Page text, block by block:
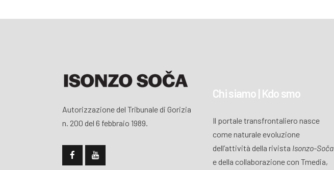
Autorizzazione del Tribunale di Gorizia
n. 200 del 6 febbraio 1989.
Chi siamo | Kdo smo
Il portale transfrontaliero nasce
come naturale evoluzione
dell’attività della rivista Isonzo-Soča
e della collaborazione con Tmedia,